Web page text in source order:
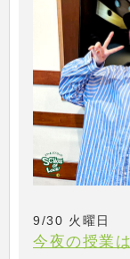
9/30 火曜日
今夜の授業